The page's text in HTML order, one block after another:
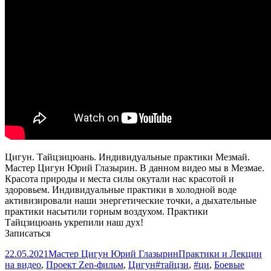
Цигун. Тайцзицюань. Индивидуальные практики Мезмай.
Мастер Цигун Юрий Глазырин. В данном видео мы в Мезмае.
Красота природы и места силы окутали нас красотой и
здоровьем. Индивидуальные практики в холодной воде
активизировали наши энергетические точки, а дыхательные
практики насытили горным воздухом. Практики
Тайцзицюань укрепили наш дух!
Записаться
Опубликовано
22.05.2021Автор
Мастер Цигун Юрий ГлазыринРубрики
Практики и Лекции
на видео, Проект Zen-фильм, ЦигунМетки
#тайцзи, #ци, Боевые